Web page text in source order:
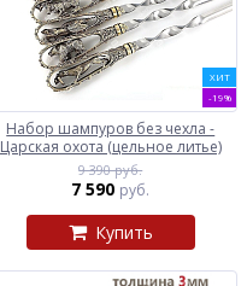
ХИТ
-19%
Набор шампуров без чехла -
Царская охота (цельное литье)
9 390 руб.
7 590 руб.
Купить